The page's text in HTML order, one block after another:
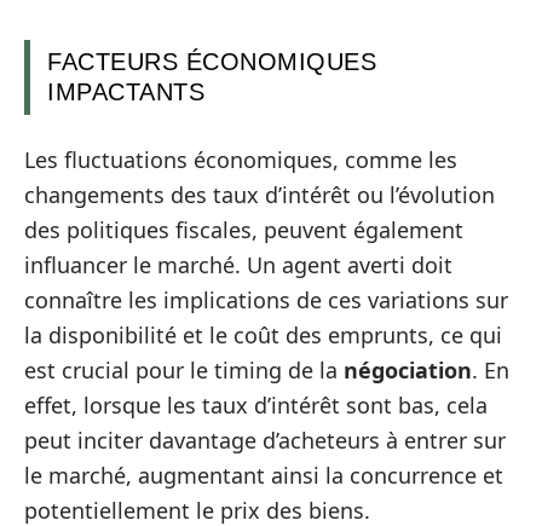
FACTEURS ÉCONOMIQUES
IMPACTANTS
Les fluctuations économiques, comme les
changements des taux d’intérêt ou l’évolution
des politiques fiscales, peuvent également
influancer le marché. Un agent averti doit
connaître les implications de ces variations sur
la disponibilité et le coût des emprunts, ce qui
est crucial pour le timing de la négociation. En
effet, lorsque les taux d’intérêt sont bas, cela
peut inciter davantage d’acheteurs à entrer sur
le marché, augmentant ainsi la concurrence et
potentiellement le prix des biens.